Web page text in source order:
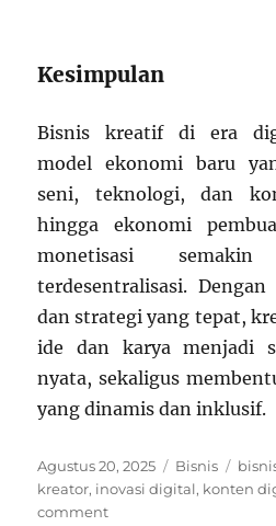
Kesimpulan
Bisnis kreatif di era
model ekonomi baru
seni, teknologi, dan
hingga ekonomi
monetisasi
terdesentralisasi.
dan strategi yang tepat,
ide dan karya menjadi
nyata, sekaligus
yang dinamis dan inklusif.
Posted
on
Agustus 20, 2025 Categories
Bisnis Tags
kreator, inovasi digital, konten
commenton